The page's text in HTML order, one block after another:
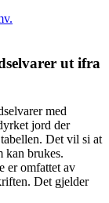
ut ifra
med
jord der
Det vil si at
kan brukes.
er omfattet av
Det gjelder